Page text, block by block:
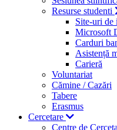
Resurse studenti
Site-uri de
Microsoft
Carduri
Asistență
Carieră
Voluntariat
Cămine / Cazări
Tabere
Erasmus
Cercetare
Centre de